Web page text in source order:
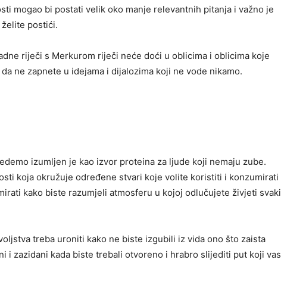
mogao bi postati velik oko manje relevantnih pitanja i važno je
postići.
riječi s Merkurom riječi neće doći u oblicima i oblicima koje
ne zapnete u idejama i dijalozima koji ne vode nikamo.
izumljen je kao izvor proteina za ljude koji nemaju zube.
koja okružuje određene stvari koje volite koristiti i konzumirati
kako biste razumjeli atmosferu u kojoj odlučujete živjeti svaki
treba uroniti kako ne biste izgubili iz vida ono što zaista
i zazidani kada biste trebali otvoreno i hrabro slijediti put koji vas